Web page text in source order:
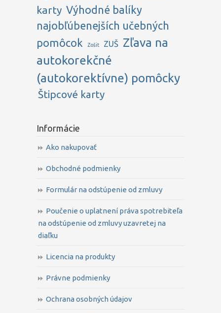
karty Výhodné balíky
najobľúbenejších učebných
pomôcok
Zošit ZUŠ Zľava na
autokorekčné
(autokorektívne) pomôcky
Štipcové karty
Informácie
Ako nakupovať
Obchodné podmienky
Formulár na odstúpenie od zmluvy
Poučenie o uplatnení práva spotrebiteľa
na odstúpenie od zmluvy uzavretej na
diaľku
Licencia na produkty
Právne podmienky
Ochrana osobných údajov